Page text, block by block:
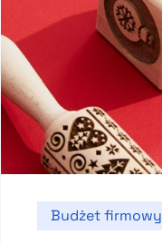
Budżet firmowy